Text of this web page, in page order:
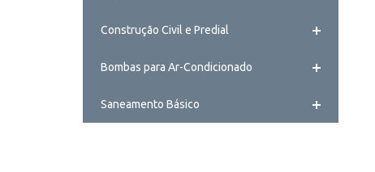
Construção Civil e Predial
Bombas para Ar-Condicionado
Saneamento Básico